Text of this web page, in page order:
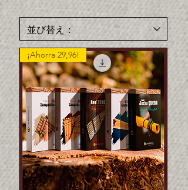
¡Ahorra 29,96!